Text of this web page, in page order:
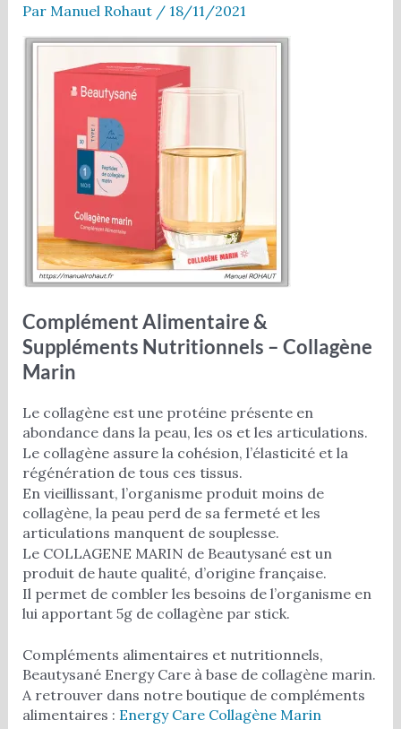
Par Manuel Rohaut / 18/11/2021
Complément Alimentaire &
Suppléments Nutritionnels – Collagène
Marin
Le collagène est une protéine présente en
abondance dans la peau, les os et les articulations.
Le collagène assure la cohésion, l’élasticité et la
régénération de tous ces tissus.
En vieillissant, l’organisme produit moins de
collagène, la peau perd de sa fermeté et les
articulations manquent de souplesse.
Le COLLAGENE MARIN de Beautysané est un
produit de haute qualité, d’origine française.
Il permet de combler les besoins de l’organisme en
lui apportant 5g de collagène par stick.
Compléments alimentaires et nutritionnels,
Beautysané Energy Care à base de collagène marin.
A retrouver dans notre boutique de compléments
alimentaires : Energy Care Collagène Marin